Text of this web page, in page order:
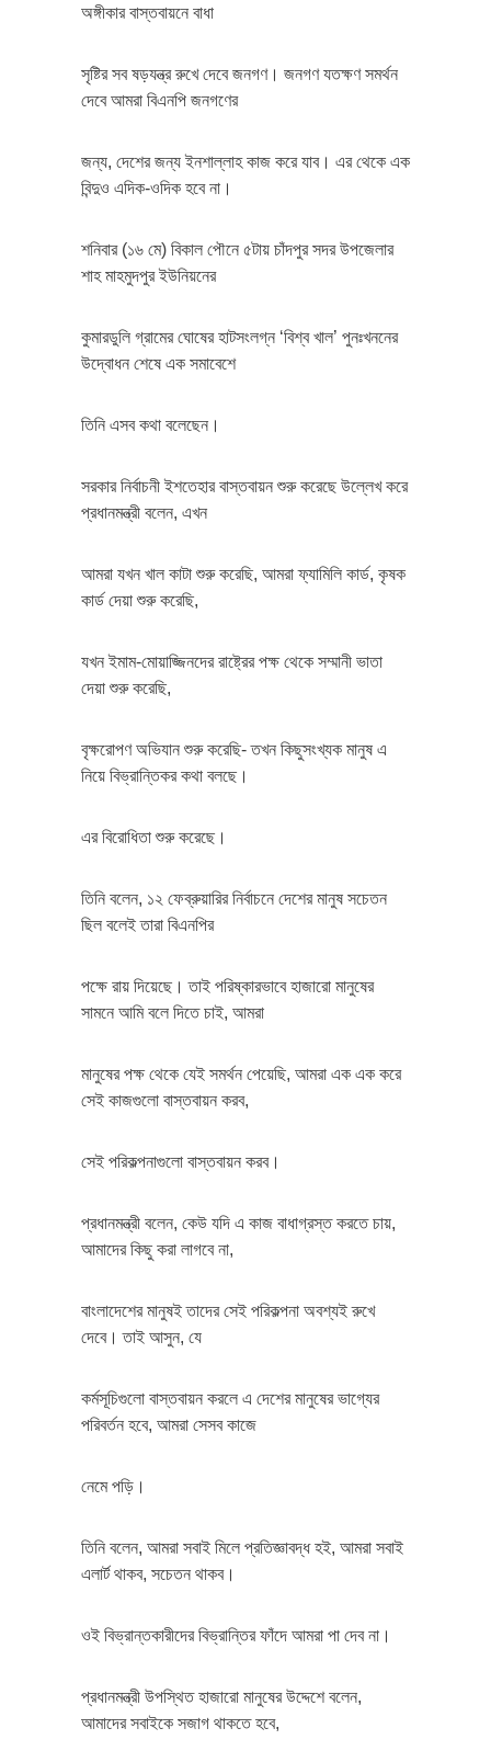
অঙ্গীকার বাস্তবায়নে বাধা
সৃষ্টির সব ষড়যন্ত্র রুখে দেবে জনগণ। জনগণ যতক্ষণ সমর্থন
দেবে আমরা বিএনপি জনগণের
জন্য, দেশের জন্য ইনশাল্লাহ কাজ করে যাব। এর থেকে এক
বিন্দুও এদিক-ওদিক হবে না।
শনিবার (১৬ মে) বিকাল পৌনে ৫টায় চাঁদপুর সদর উপজেলার
শাহ মাহমুদপুর ইউনিয়নের
কুমারডুলি গ্রামের ঘোষের হাটসংলগ্ন ‘বিশ্ব খাল’ পুনঃখননের
উদ্বোধন শেষে এক সমাবেশে
তিনি এসব কথা বলেছেন।
সরকার নির্বাচনী ইশতেহার বাস্তবায়ন শুরু করেছে উল্লেখ করে
প্রধানমন্ত্রী বলেন, এখন
আমরা যখন খাল কাটা শুরু করেছি, আমরা ফ্যামিলি কার্ড, কৃষক
কার্ড দেয়া শুরু করেছি,
যখন ইমাম-মোয়াজ্জিনদের রাষ্ট্রের পক্ষ থেকে সম্মানী ভাতা
দেয়া শুরু করেছি,
বৃক্ষরোপণ অভিযান শুরু করেছি- তখন কিছুসংখ্যক মানুষ এ
নিয়ে বিভ্রান্তিকর কথা বলছে।
এর বিরোধিতা শুরু করেছে।
তিনি বলেন, ১২ ফেব্রুয়ারির নির্বাচনে দেশের মানুষ সচেতন
ছিল বলেই তারা বিএনপির
পক্ষে রায় দিয়েছে। তাই পরিষ্কারভাবে হাজারো মানুষের
সামনে আমি বলে দিতে চাই, আমরা
মানুষের পক্ষ থেকে যেই সমর্থন পেয়েছি, আমরা এক এক করে
সেই কাজগুলো বাস্তবায়ন করব,
সেই পরিকল্পনাগুলো বাস্তবায়ন করব।
প্রধানমন্ত্রী বলেন, কেউ যদি এ কাজ বাধাগ্রস্ত করতে চায়,
আমাদের কিছু করা লাগবে না,
বাংলাদেশের মানুষই তাদের সেই পরিকল্পনা অবশ্যই রুখে
দেবে। তাই আসুন, যে
কর্মসূচিগুলো বাস্তবায়ন করলে এ দেশের মানুষের ভাগ্যের
পরিবর্তন হবে, আমরা সেসব কাজে
নেমে পড়ি।
তিনি বলেন, আমরা সবাই মিলে প্রতিজ্ঞাবদ্ধ হই, আমরা সবাই
এলার্ট থাকব, সচেতন থাকব।
ওই বিভ্রান্তকারীদের বিভ্রান্তির ফাঁদে আমরা পা দেব না।
প্রধানমন্ত্রী উপস্থিত হাজারো মানুষের উদ্দেশে বলেন,
আমাদের সবাইকে সজাগ থাকতে হবে,